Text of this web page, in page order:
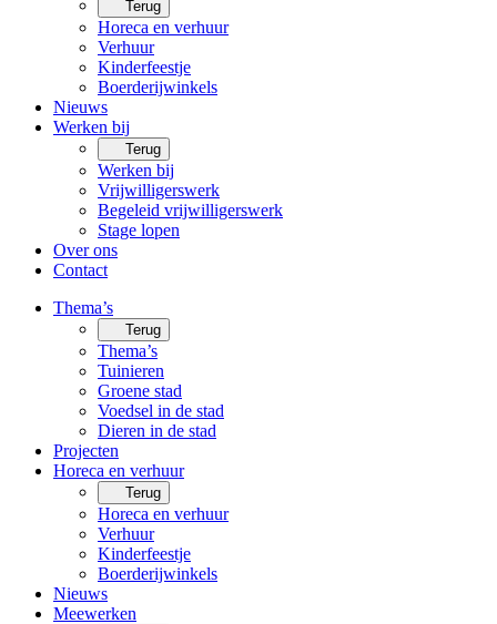
Terug
Horeca en verhuur
Verhuur
Kinderfeestje
Boerderijwinkels
Nieuws
Werken bij
Terug
Werken bij
Vrijwilligerswerk
Begeleid vrijwilligerswerk
Stage lopen
Over ons
Contact
Thema’s
Terug
Thema’s
Tuinieren
Groene stad
Voedsel in de stad
Dieren in de stad
Projecten
Horeca en verhuur
Terug
Horeca en verhuur
Verhuur
Kinderfeestje
Boerderijwinkels
Nieuws
Meewerken